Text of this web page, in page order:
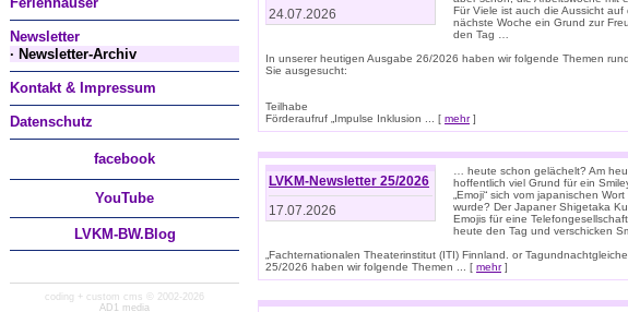
Newsletter
· Newsletter-Archiv
Kontakt & Impressum
Datenschutz
facebook
YouTube
LVKM-BW.Blog
coding + custom cms © 2002-2026
AD1 media
24.07.2026
Für Viele ist auch die Aussicht
nächste Woche ein Grund zur
den Tag …
In unserer heutigen Ausgabe 26/2026 haben wir folgende Themen
Sie ausgesucht:
Teilhabe
Förderaufruf „Impulse Inklusion ... [ mehr]
LVKM-Newsletter 25/2026
17.07.2026
… heute schon gelächelt? Am
hoffentlich viel Grund für ein
„Emoji“ sich vom japanischen
wurde? Der Japaner Shigetaka
Emojis für eine
heute den Tag und verschicken
„Fachternationalen Theaterinstitut (ITI) Finnland. or
25/2026 haben wir folgende Themen ... [ mehr]